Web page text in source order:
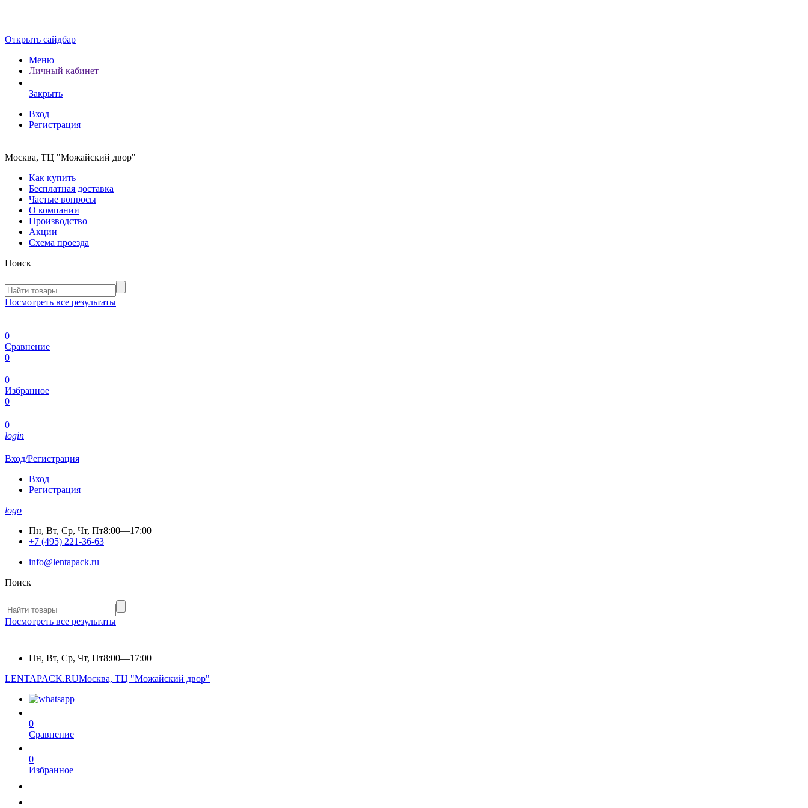
Открыть сайдбар
Меню
Личный кабинет
Закрыть
Вход
Регистрация
Москва, ТЦ "Можайский двор"
Как купить
Бесплатная доставка
Частые вопросы
О компании
Производство
Акции
Схема проезда
Поиск
Посмотреть все результаты
0
Сравнение
0
0
Избранное
0
0
login
Вход/Регистрация
Вход
Регистрация
logo
Пн, Вт, Ср, Чт, Пт8:00—17:00
+7 (495) 221-36-63
info@lentapack.ru
Поиск
Посмотреть все результаты
Пн, Вт, Ср, Чт, Пт8:00—17:00
LENTAPACK.RUМосква, ТЦ "Можайский двор"
0
Сравнение
0
Избранное